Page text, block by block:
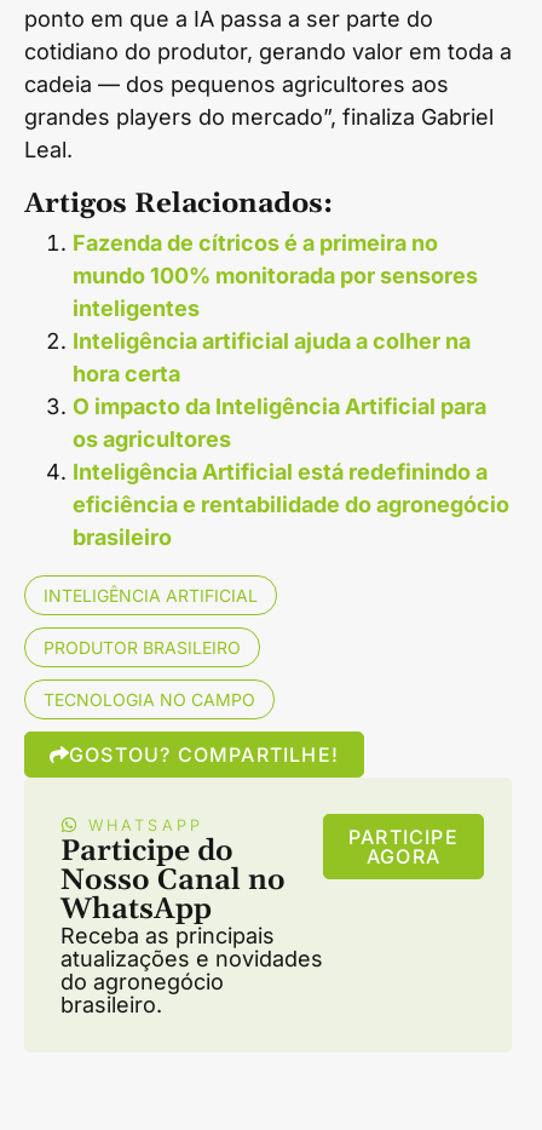
ponto em que a IA passa a ser parte do
cotidiano do produtor, gerando valor em toda a
cadeia — dos pequenos agricultores aos
grandes players do mercado”, finaliza Gabriel
Leal.
Artigos Relacionados:
Fazenda de cítricos é a primeira no
mundo 100% monitorada por sensores
inteligentes
Inteligência artificial ajuda a colher na
hora certa
O impacto da Inteligência Artificial para
os agricultores
Inteligência Artificial está redefinindo a
eficiência e rentabilidade do agronegócio
brasileiro
INTELIGÊNCIA ARTIFICIAL
PRODUTOR BRASILEIRO
TECNOLOGIA NO CAMPO
GOSTOU? COMPARTILHE!
WHATSAPP
Participe do
Nosso Canal no
WhatsApp
Receba as principais
atualizações e novidades
do agronegócio
brasileiro.
PARTICIPE
AGORA